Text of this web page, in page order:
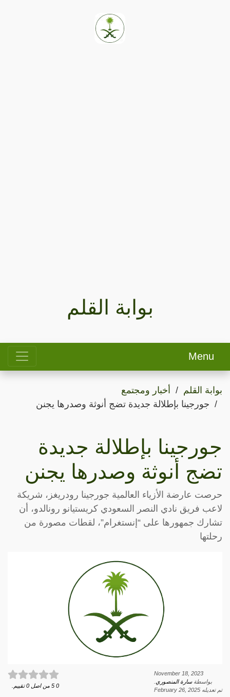
بوابة القلم
Menu
بوابة القلم
أخبار ومجتمع
جورجينا بإطلالة جديدة تضج أنوثة وصدرها يجنن
جورجينا بإطلالة جديدة
تضج أنوثة وصدرها يجنن
حرصت عارضة الأزياء العالمية جورجينا رودريغز، شريكة
لاعب فريق نادي النصر السعودي كريستيانو رونالدو، أن
تشارك جمهورها على “إنستغرام”، لقطات مصورة من
رحلتها
November 18, 2023
بواسطةسارة المنصوري
تم تعديله February 26, 2025
0
5 من اصل 0 تقييم.